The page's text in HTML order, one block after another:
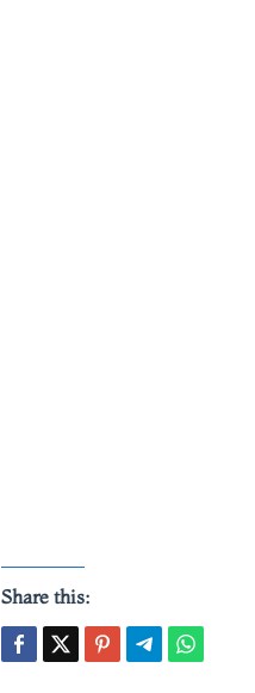
Share this: